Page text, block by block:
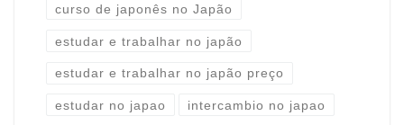
curso de japonês no Japão
estudar e trabalhar no japão
estudar e trabalhar no japão preço
estudar no japao intercambio no japao